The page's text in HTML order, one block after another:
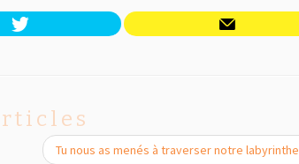
Tu nous as menés à traverser notre labyrinthe